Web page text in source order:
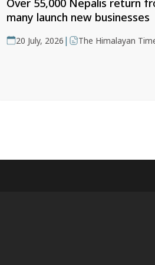
Over 55,000 Nepalis return
many launch new businesses
20 July, 2026 | The Himalayan